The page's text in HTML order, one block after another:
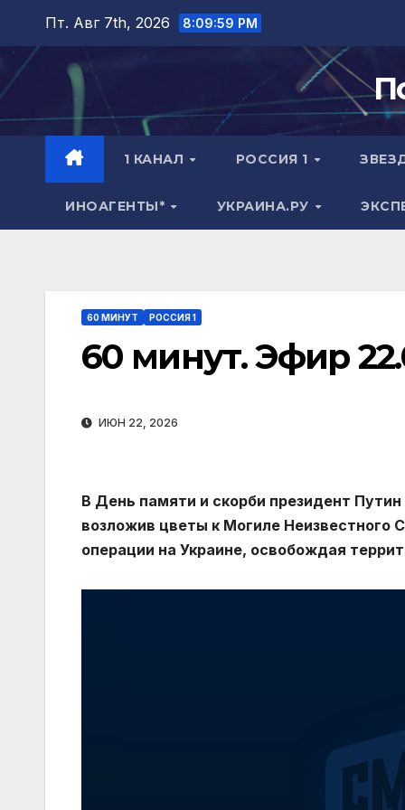
Перейти
содержимому
Пт. Авг 7th, 2026 8:10:00 PM
1 КАНАЛ РОССИЯ 1
ИНОАГЕНТЫ* УКРАИНА.РУ
60 МИНУТ РОССИЯ 1
60 минут. Эфир
ИЮН 22, 2026
В День памяти и скорби президент
возложив цветы к Могиле Неизвестного
операции на Украине, освобождая